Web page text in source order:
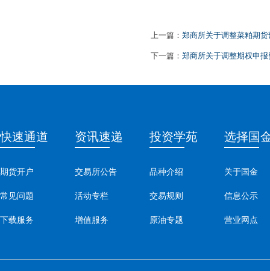
上一篇： 郑商所关于调整菜粕期
下一篇： 郑商所关于调整期权申
快速通道
期货开户
常见问题
下载服务
资讯速递
交易所公告
活动专栏
增值服务
投资学苑
品种介绍
交易规则
原油专题
选择国
关于国金
信息公示
营业网点